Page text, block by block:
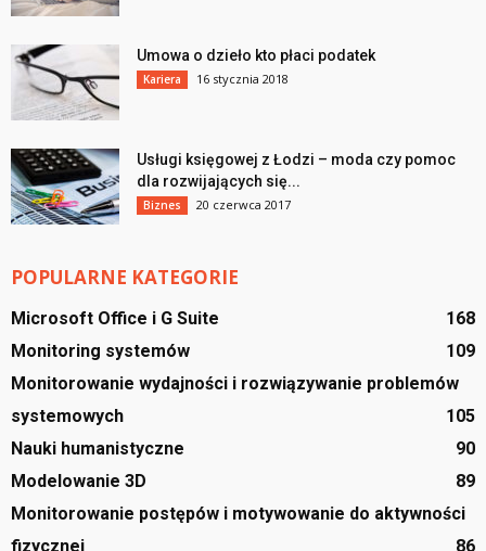
Umowa o dzieło kto płaci podatek
Kariera 16 stycznia 2018
Usługi księgowej z Łodzi – moda czy pomoc
dla rozwijających się...
Biznes 20 czerwca 2017
POPULARNE KATEGORIE
Microsoft Office i G Suite
168
Monitoring systemów
109
Monitorowanie wydajności i rozwiązywanie problemów
systemowych
105
Nauki humanistyczne
90
Modelowanie 3D
89
Monitorowanie postępów i motywowanie do aktywności
fizycznej
86